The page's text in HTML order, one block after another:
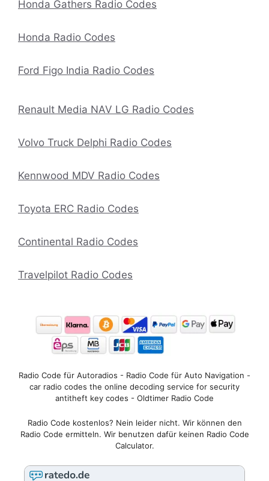
Honda Gathers Radio Codes
Honda Radio Codes
Ford Figo India Radio Codes
Renault Media NAV LG Radio Codes
Volvo Truck Delphi Radio Codes
Kennwood MDV Radio Codes
Toyota ERC Radio Codes
Continental Radio Codes
Travelpilot Radio Codes
Radio Code für Autoradios - Radio Code für Auto Navigation -
car radio codes the online decoding service for security
antitheft key codes - Oldtimer Radio Code
Radio Code kostenlos? Nein leider nicht. Wir können den
Radio Code ermitteln. Wir benutzen dafür keinen Radio Code
Calculator.